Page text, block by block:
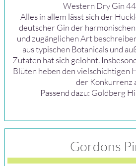
Western Dry Gin
Alles in allem lässt sich der
deutscher Gin der
und zugänglichen Art
aus typischen Botanicals und
Zutaten hat sich gelohnt.
Blüten heben den vielschichtigen
der Konkurrenz
Passend dazu: Goldberg
Gordons